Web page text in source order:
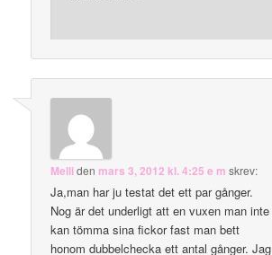
Melliden mars 3, 2012 kl. 4:25 e m skrev:
Ja,man har ju testat det ett par gånger.
Nog är det underligt att en vuxen man inte
kan tömma sina fickor fast man bett
honom dubbelchecka ett antal gånger. Jag